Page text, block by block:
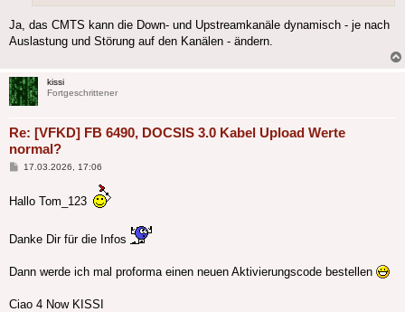
Ja, das CMTS kann die Down- und Upstreamkanäle dynamisch - je nach
Auslastung und Störung auf den Kanälen - ändern.
kissi
Fortgeschrittener
Re: [VFKD] FB 6490, DOCSIS 3.0 Kabel Upload Werte
normal?
Beitrag
17.03.2026, 17:06
Hallo Tom_123
Danke Dir für die Infos
Dann werde ich mal proforma einen neuen Aktivierungscode bestellen
Ciao 4 Now KISSI